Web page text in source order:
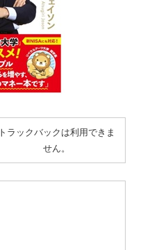
トラックバックは利用できま
せん。